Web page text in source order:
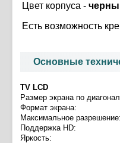
Цвет корпуса -
Есть возможность
Основные
TV LCD
Размер экрана по
Формат экрана:
Максимальное разрешение:
Поддержка HD:
Яркость: